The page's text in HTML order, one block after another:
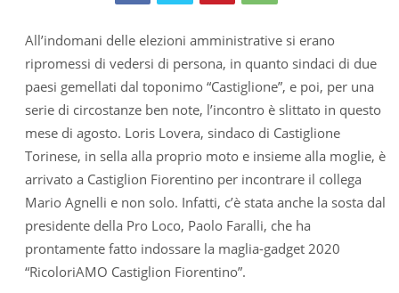
All’indomani delle elezioni amministrative si erano
ripromessi di vedersi di persona, in quanto sindaci di due
paesi gemellati dal toponimo “Castiglione”, e poi, per una
serie di circostanze ben note, l’incontro è slittato in questo
mese di agosto. Loris Lovera, sindaco di Castiglione
Torinese, in sella alla proprio moto e insieme alla moglie, è
arrivato a Castiglion Fiorentino per incontrare il collega
Mario Agnelli e non solo. Infatti, c’è stata anche la sosta dal
presidente della Pro Loco, Paolo Faralli, che ha
prontamente fatto indossare la maglia-gadget 2020
“RicoloriAMO Castiglion Fiorentino”.